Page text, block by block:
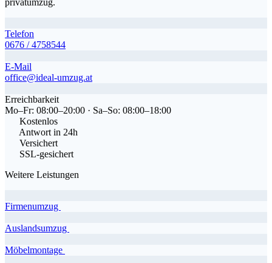
privatumzug.
Telefon
0676 / 4758544
E-Mail
office@ideal-umzug.at
Erreichbarkeit
Mo–Fr: 08:00–20:00 · Sa–So: 08:00–18:00
Kostenlos
Antwort in 24h
Versichert
SSL-gesichert
Weitere Leistungen
Firmenumzug
Auslandsumzug
Möbelmontage